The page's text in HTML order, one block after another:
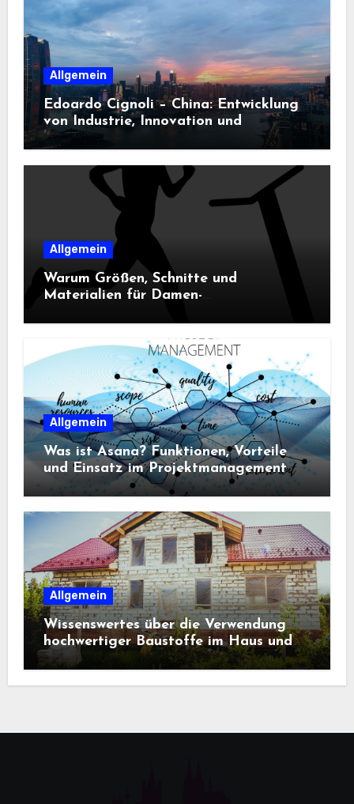
Allgemein
Edoardo Cignoli – China: Entwicklung
von Industrie, Innovation und
Technologie
Allgemein
Warum Größen, Schnitte und
Materialien für Damen-
Allgemein
Was ist Asana? Funktionen, Vorteile
und Einsatz im Projektmanagement
Allgemein
Wissenswertes über die Verwendung
hochwertiger Baustoffe im Haus und
beim Hausbau